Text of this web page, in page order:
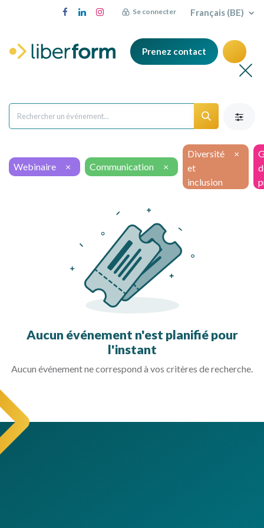
Se connecter Français (BE)
Prenez contact
Webinaire × Communication ×
Diversité
et
inclusion
×
Aucun événement n'est planifié pour
l'instant
Aucun événement ne correspond à vos critères de recherche.